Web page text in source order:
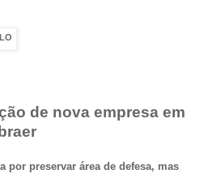
de nova empresa em
por preservar área de defesa, mas